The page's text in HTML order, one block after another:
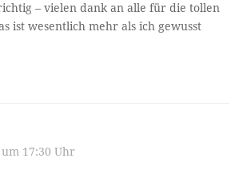
– vielen dank an alle für die tollen
ist wesentlich mehr als ich gewusst
17:30 Uhr